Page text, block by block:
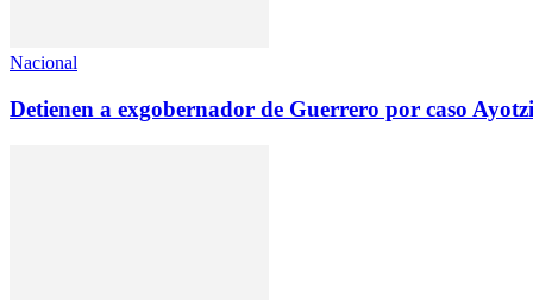
Nacional
Detienen a exgobernador de Guerrero por caso